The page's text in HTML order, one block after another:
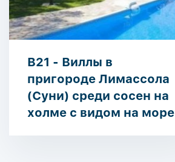
B21 - Виллы в
пригороде Лимассола
(Суни) среди сосен на
холме с видом на море